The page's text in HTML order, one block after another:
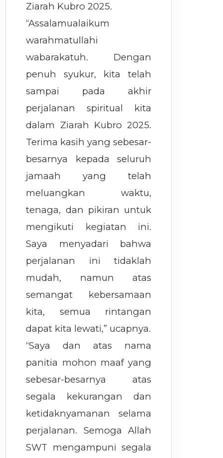
Ziarah Kubro 2025.
“Assalamualaikum
warahmatullahi
wabarakatuh. Dengan
penuh syukur, kita telah
sampai pada akhir
perjalanan spiritual kita
dalam Ziarah Kubro 2025.
Terima kasih yang sebesar-
besarnya kepada seluruh
jamaah yang telah
meluangkan waktu,
tenaga, dan pikiran untuk
mengikuti kegiatan ini.
Saya menyadari bahwa
perjalanan ini tidaklah
mudah, namun atas
semangat kebersamaan
kita, semua rintangan
dapat kita lewati,” ucapnya.
“Saya dan atas nama
panitia mohon maaf yang
sebesar-besarnya atas
segala kekurangan dan
ketidaknyamanan selama
perjalanan. Semoga Allah
SWT mengampuni segala